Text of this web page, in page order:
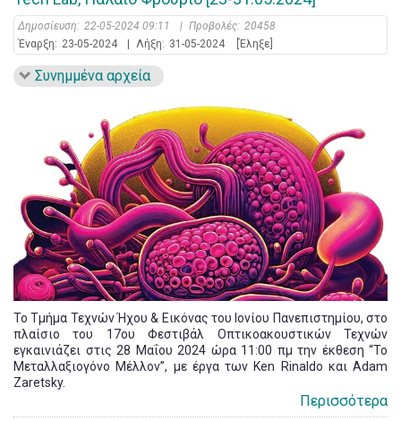
Δημοσίευση: 22-05-2024 09:11 | Προβολές: 20458
Έναρξη: 23-05-2024 | Λήξη: 31-05-2024 [Έληξε]
Συνημμένα αρχεία
Το Τμήμα Τεχνών Ήχου & Εικόνας του Ιονίου Πανεπιστημίου, στο
πλαίσιο του 17ου Φεστιβάλ Οπτικοακουστικών Τεχνών
εγκαινιάζει στις 28 Μαΐου 2024 ώρα 11:00 πμ την έκθεση “Το
Μεταλλαξιογόνο Μέλλον”, με έργα των Ken Rinaldo και Adam
Zaretsky.
Περισσότερα